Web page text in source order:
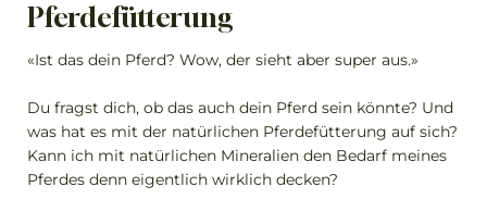
Pferdefütterung
«Ist das dein Pferd? Wow, der sieht aber super aus.»
Du fragst dich, ob das auch dein Pferd sein könnte? Und
was hat es mit der natürlichen Pferdefütterung auf sich?
Kann ich mit natürlichen Mineralien den Bedarf meines
Pferdes denn eigentlich wirklich decken?